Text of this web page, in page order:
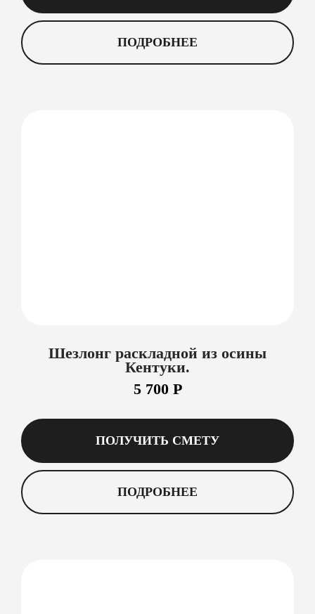
ПОДРОБНЕЕ
Шезлонг раскладной из осины
Кентуки.
5 700 Р
ПОЛУЧИТЬ СМЕТУ
ПОДРОБНЕЕ